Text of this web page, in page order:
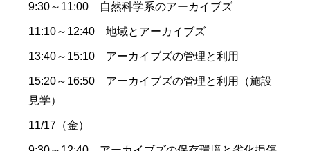
9:30～11:00 自然科学系のアーカイブズ
11:10～12:40 地域とアーカイブズ
13:40～15:10 アーカイブズの管理と利用
15:20～16:50 アーカイブズの管理と利用（施設
見学）
11/17（金）